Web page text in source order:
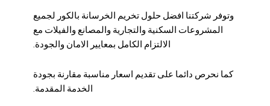
وتوفر شركتنا افضل حلول تخريم الخرسانة بالكور لجميع
المشروعات السكنية والتجارية والمصانع والفيلات مع
الالتزام الكامل بمعايير الامان والجودة.
كما نحرص دائما على تقديم اسعار مناسبة مقارنة بجودة
الخدمة المقدمة.